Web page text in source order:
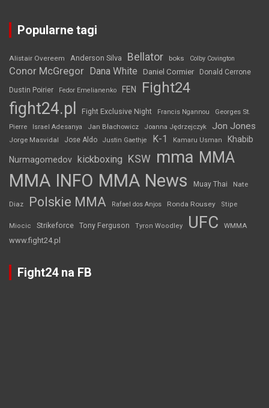
Popularne tagi
Alistair Overeem Anderson Silva Bellator boks Colby Covington
Conor McGregor Dana White Daniel Cormier Donald Cerrone
Dustin Poirier Fedor Emelianenko FEN Fight24
fight24.pl Fight Exclusive Night Francis Ngannou
Georges St.
Pierre
Israel Adesanya Jan Błachowicz Joanna Jędrzejczyk Jon Jones
Jorge Masvidal Jose Aldo Justin Gaethje K-1 Kamaru Usman Khabib
Nurmagomedov kickboxing KSW mma MMA
MMA INFO MMA News Muay Thai Nate
Diaz Polskie MMA Rafael dos Anjos Ronda Rousey Stipe
Miocic Strikeforce Tony Ferguson Tyron Woodley UFC WMMA
www.fight24.pl
Fight24 na FB